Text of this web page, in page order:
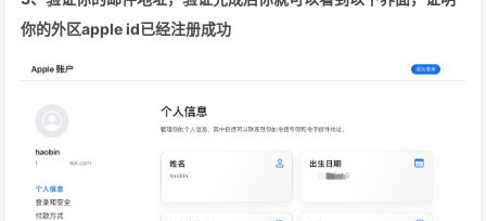
你的外区apple id已经注册成功